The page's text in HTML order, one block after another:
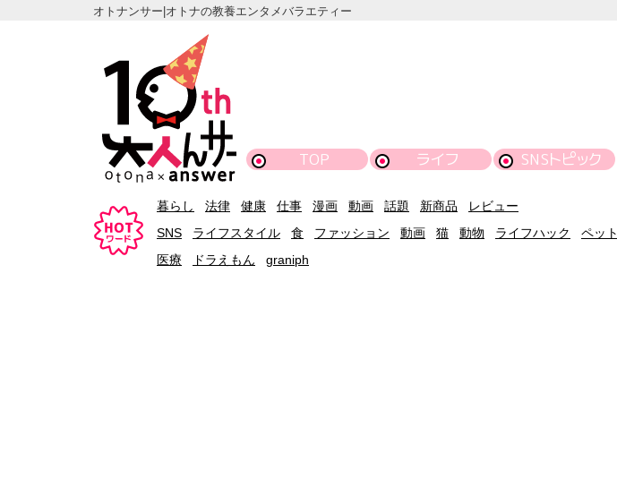
オトナンサー|オトナの教養エンタメバラエティー
TOP ライフ SNSトピック
暮らし 法律 健康 仕事 漫画 動画 話題 新商品
レビュー
SNS
ライフスタイル 食 ファッション 動画 猫 動物 ライフハック ペット
医療
ドラえもん graniph